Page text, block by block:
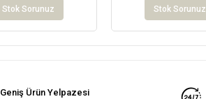
Stok Sorunuz Stok Sorunuz
Geniş Ürün Yelpazesi